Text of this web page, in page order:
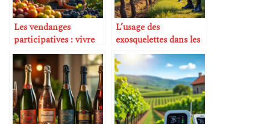
Les vendanges
participatives : vivre
l’expérience de
l’intérieur
L’usage des
exosquelettes dans les
vendanges